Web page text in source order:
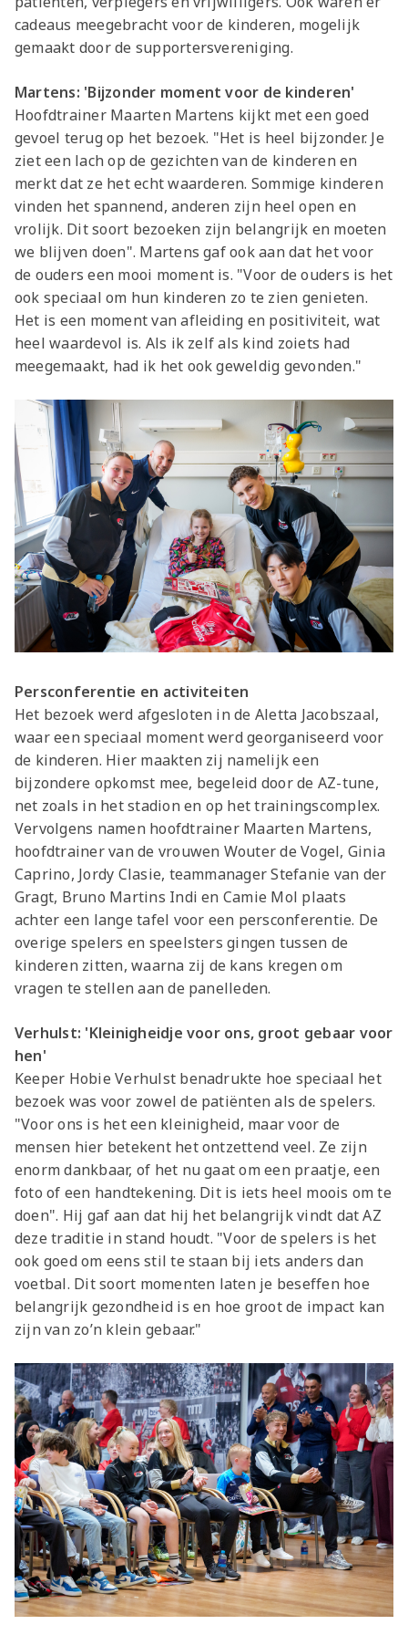
Jong AZ
Seizoenkaart
cadeaus meegebracht voor de kinderen, mogelijk
gemaakt door de supportersvereniging.
Martens: 'Bijzonder moment voor de kinderen'
Hoofdtrainer Maarten Martens kijkt met een goed
gevoel terug op het bezoek. "Het is heel bijzonder. Je
ziet een lach op de gezichten van de kinderen en
merkt dat ze het echt waarderen. Sommige kinderen
vinden het spannend, anderen zijn heel open en
vrolijk. Dit soort bezoeken zijn belangrijk en moeten
we blijven doen". Martens gaf ook aan dat het voor
de ouders een mooi moment is. "Voor de ouders is het
ook speciaal om hun kinderen zo te zien genieten.
Het is een moment van afleiding en positiviteit, wat
heel waardevol is. Als ik zelf als kind zoiets had
meegemaakt, had ik het ook geweldig gevonden."
Persconferentie en activiteiten
Het bezoek werd afgesloten in de Aletta Jacobszaal,
waar een speciaal moment werd georganiseerd voor
de kinderen. Hier maakten zij namelijk een
bijzondere opkomst mee, begeleid door de AZ-tune,
net zoals in het stadion en op het trainingscomplex.
Vervolgens namen hoofdtrainer Maarten Martens,
hoofdtrainer van de vrouwen Wouter de Vogel, Ginia
Caprino, Jordy Clasie, teammanager Stefanie van der
Gragt, Bruno Martins Indi en Camie Mol plaats
achter een lange tafel voor een persconferentie. De
overige spelers en speelsters gingen tussen de
kinderen zitten, waarna zij de kans kregen om
vragen te stellen aan de panelleden.
Verhulst: 'Kleinigheidje voor ons, groot gebaar voor
hen'
Keeper Hobie Verhulst benadrukte hoe speciaal het
bezoek was voor zowel de patiënten als de spelers.
"Voor ons is het een kleinigheid, maar voor de
mensen hier betekent het ontzettend veel. Ze zijn
enorm dankbaar, of het nu gaat om een praatje, een
foto of een handtekening. Dit is iets heel moois om te
doen". Hij gaf aan dat hij het belangrijk vindt dat AZ
deze traditie in stand houdt. "Voor de spelers is het
ook goed om eens stil te staan bij iets anders dan
voetbal. Dit soort momenten laten je beseffen hoe
belangrijk gezondheid is en hoe groot de impact kan
zijn van zo’n klein gebaar."